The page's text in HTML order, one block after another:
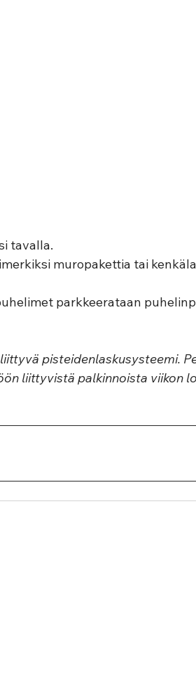
tavalla.
muropakettia tai
parkkeerataan
pisteidenlaskusysteemi.
liittyvistä palkinnoista viikon